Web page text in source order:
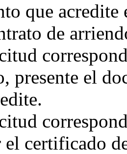
que
de
presente el
el certificado